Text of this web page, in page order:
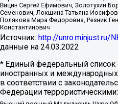
Вицин Сергей Ефимович, Золотухин
Семенович, Локшина Татьяна
Полякова Мара Федоровна, Резник
Константинович
Источник: http://unro.minjust.ru/
данные на 24.03.2022
* Единый федеральный список
иностранных и
в соответствии с
Федерации террористическими: